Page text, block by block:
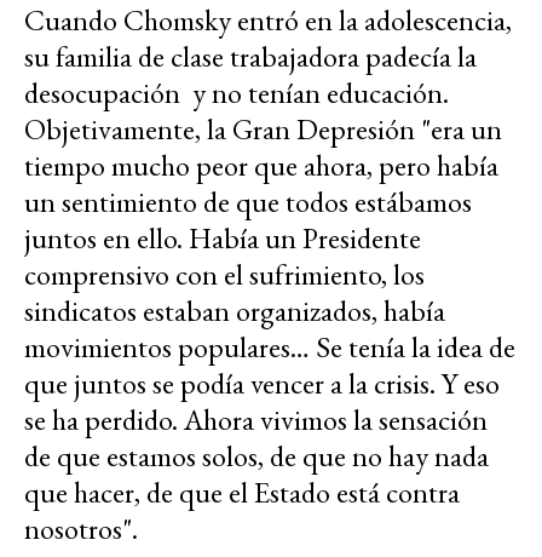
Cuando Chomsky entró en la adolescencia,
su familia de clase trabajadora padecía la
desocupación y no tenían educación.
Objetivamente, la Gran Depresión "era un
tiempo mucho peor que ahora, pero había
un sentimiento de que todos estábamos
juntos en ello. Había un Presidente
comprensivo con el sufrimiento, los
sindicatos estaban organizados, había
movimientos populares… Se tenía la idea de
que juntos se podía vencer a la crisis. Y eso
se ha perdido. Ahora vivimos la sensación
de que estamos solos, de que no hay nada
que hacer, de que el Estado está contra
nosotros".